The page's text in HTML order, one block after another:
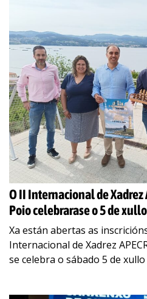
O II Internacional de Xadrez
Poio celebrarase o 5 de
Xa están abertas as
Internacional de Xadrez
se celebra o sábado 5 de